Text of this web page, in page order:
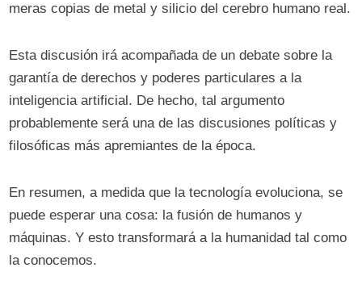
meras copias de metal y silicio del cerebro humano real.
Esta discusión irá acompañada de un debate sobre la
garantía de derechos y poderes particulares a la
inteligencia artificial. De hecho, tal argumento
probablemente será una de las discusiones políticas y
filosóficas más apremiantes de la época.
En resumen, a medida que la tecnología evoluciona, se
puede esperar una cosa: la fusión de humanos y
máquinas. Y esto transformará a la humanidad tal como
la conocemos.